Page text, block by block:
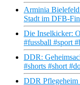
Arminia Bielefeld
Stadt im DFB-
Die Inselkicker:
#fussball #sport
DDR:
#shorts #short
DDR Pflegeheim